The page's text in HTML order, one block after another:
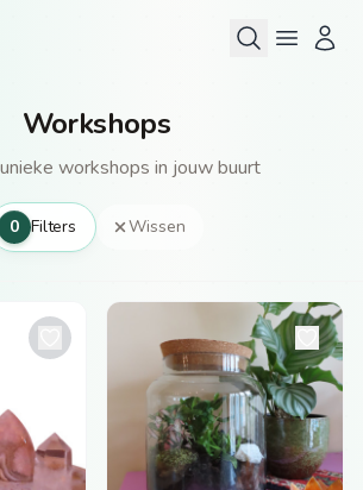
Workshops
workshops in jouw buurt
0 Filters Wissen